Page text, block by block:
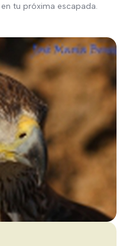
tu próxima escapada.